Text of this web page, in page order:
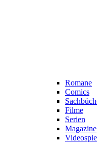
Romane
Comics
Filme
Serien
Magazine